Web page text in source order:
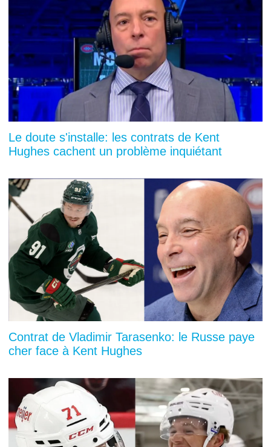
Le doute s'installe: les contrats de Kent
Hughes cachent un problème inquiétant
Contrat de Vladimir Tarasenko: le Russe paye
cher face à Kent Hughes